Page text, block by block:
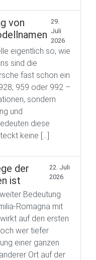
von
29.
Juli
2026
eigentlich so, wie
sind die
fast schon ein
959 oder 992 –
sondern
und
diese
keine […]
der
ist
22. Juli
2026
Bedeutung
Romagna mit
auf den ersten
wer tiefer
einer ganzen
Ort auf der